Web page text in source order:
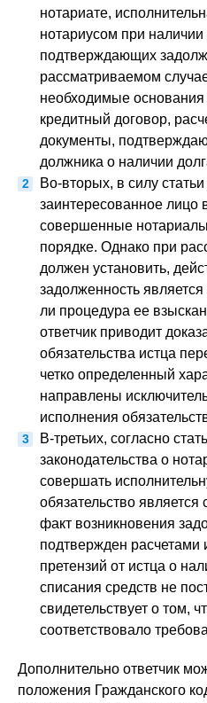
нотариате,
нотариусом при наличии
подтверждающих
рассматриваемом
необходимые
кредитный договор,
документы,
должника о наличии
Во-вторых, в силу
заинтересованное лицо
совершенные
порядке. Однако при
должен установить,
задолженность
ли процедура ее
ответчик приводит
обязательства истца
четко определенный
направлены
исполнения
В-третьих, согласно
законодательства о
совершать
обязательство
факт возникновения
подтвержден
претензий от истца о
списания средств не
свидетельствует о том,
соответствовало
Дополнительно ответчик
положения Гражданского